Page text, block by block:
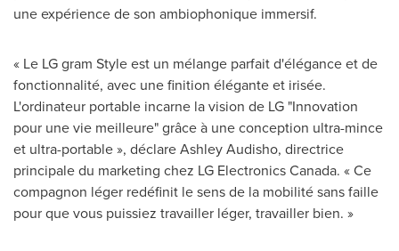
une expérience de son ambiophonique immersif.
« Le LG gram Style est un mélange parfait d'élégance et de
fonctionnalité, avec une finition élégante et irisée.
L'ordinateur portable incarne la vision de LG "Innovation
pour une vie meilleure" grâce à une conception ultra-mince
et ultra-portable », déclare Ashley Audisho, directrice
principale du marketing chez LG Electronics Canada. « Ce
compagnon léger redéfinit le sens de la mobilité sans faille
pour que vous puissiez travailler léger, travailler bien. »